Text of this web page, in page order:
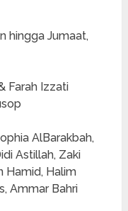
hingga Jumaat,
Farah Izzati
AlBarakbah,
Astillah, Zaki
Hamid, Halim
Ammar Bahri